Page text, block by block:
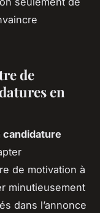
de
en
candidature
de motivation à
minutieusement
dans l’annonce